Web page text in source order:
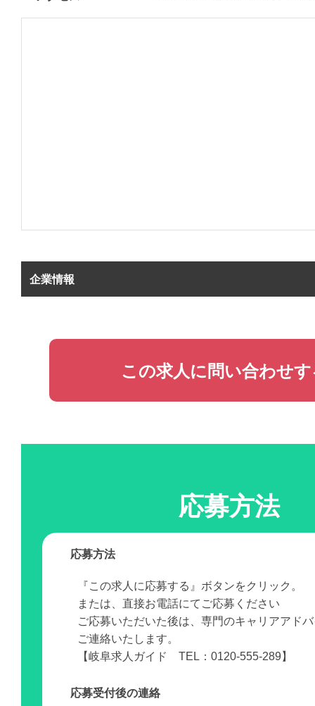
企業情報
この求人に問い合わせ
応募方法
応募方法
『この求人に応募する』ボタンをクリック。
または、直接お電話にてご応募ください
ご応募いただいた後は、専門のキャリアアド
ご連絡いたします。
【岐阜求人ガイド TEL：0120-555-289】
応募受付後の連絡